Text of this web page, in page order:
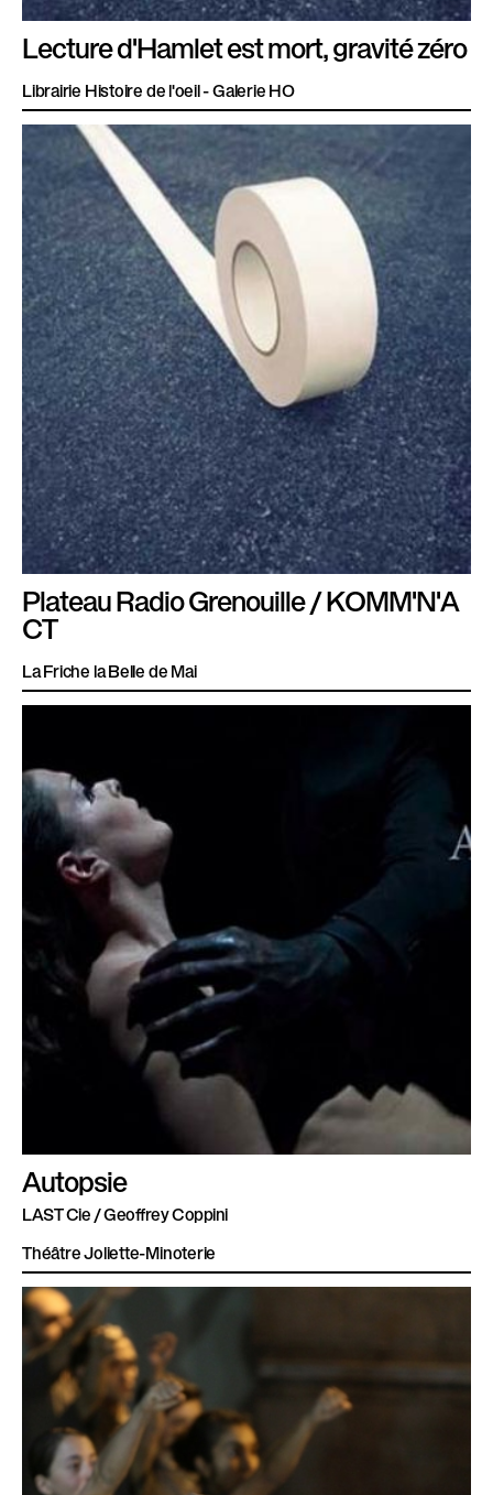
Lecture d'Hamlet est mort, gravité zéro
Librairie Histoire de l'oeil - Galerie HO
Plateau Radio Grenouille / KOMM'N'A
CT
La Friche la Belle de Mai
Autopsie
LAST Cie / Geoffrey Coppini
Théâtre Joliette-Minoterie